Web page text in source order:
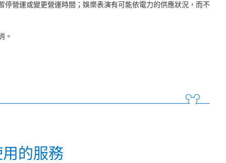
營運或變更營運時間；娛樂表演有可能依電力的供應狀況，而不
。
的服務